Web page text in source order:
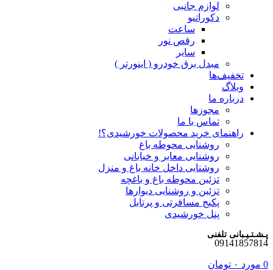
لوازم جانبی
دکوراتیو
ساعت
رقص نور
سایر
مبدل برق خودرو ( اینورتر )
تخفیف‌ها
وبلاگ
درباره ما
مجوزها
تماس با ما
راهنمای خرید محصولات خورشیدی؟!
روشنایی محوطه باغ
روشنایی معابر و خیابانی
روشنایی داخل خانه باغ و منزل
تزئین محوطه باغ و باغچه
تزئین و روشنایی دیوارها
پکیج مسافرتی و پرتابل
پنل خورشیدی
پـشـتـیـبانی تلفنی
09141857814
0 مورد ۰ تومان